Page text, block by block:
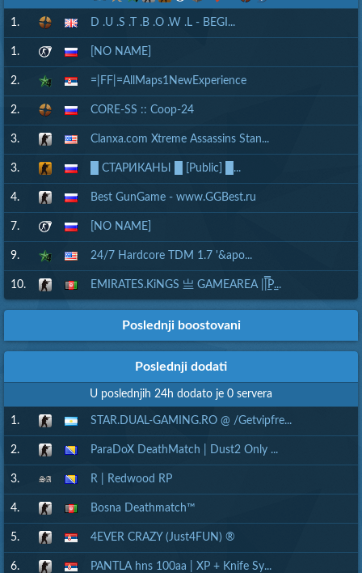
1. D .U .S .T .B .O .W .L - BEGI...
1. [NO NAME]
2. =|FF|=AllMaps1NewExperience
2. CORE-SS :: Coop-24
3. Clanxa.com Xtreme Assassins Stan...
3. █ СТАРИКАНЫ █ [Public] █...
4. Best GunGame - www.GGBest.ru
7. [NO NAME]
9. 24/7 Hardcore TDM 1.7 '&apo...
10. EMIRATES.KiNGS 亗 GAMEAREA ||͇̿P͇...
Poslednji boostovani
Poslednji dodati
U poslednjih 24h dodato je 0 servera
1. STAR.DUAL-GAMING.RO @ /Getvipfre...
2. ParaDoX DeathMatch | Dust2 Only ...
3. R | Redwood RP
4. Bosna Deathmatch™
5. 4EVER CRAZY (Just4FUN) ®
6. PANTLA hns 100aa | XP + Knife Sy...